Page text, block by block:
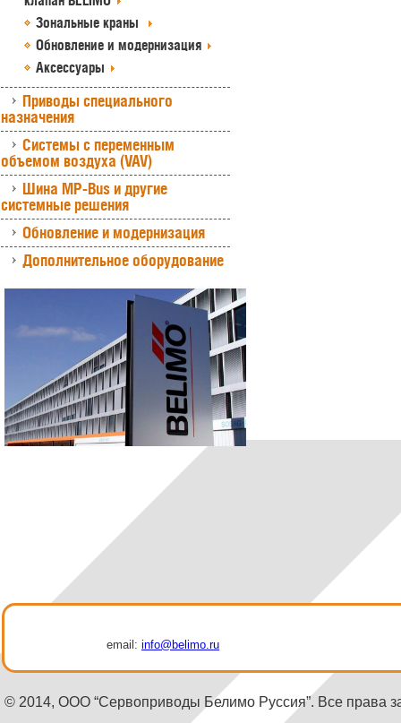
Зональные краны
Обновление и модернизация
Аксессуары
Приводы специального
назначения
Системы с переменным
объемом воздуха (VAV)
Шина MP-Bus и другие
системные решения
Обновление и модернизация
Дополнительное оборудование
email: info@belimo.ru
© 2014, ООО “Сервоприводы Белимо Руссия”. Все права